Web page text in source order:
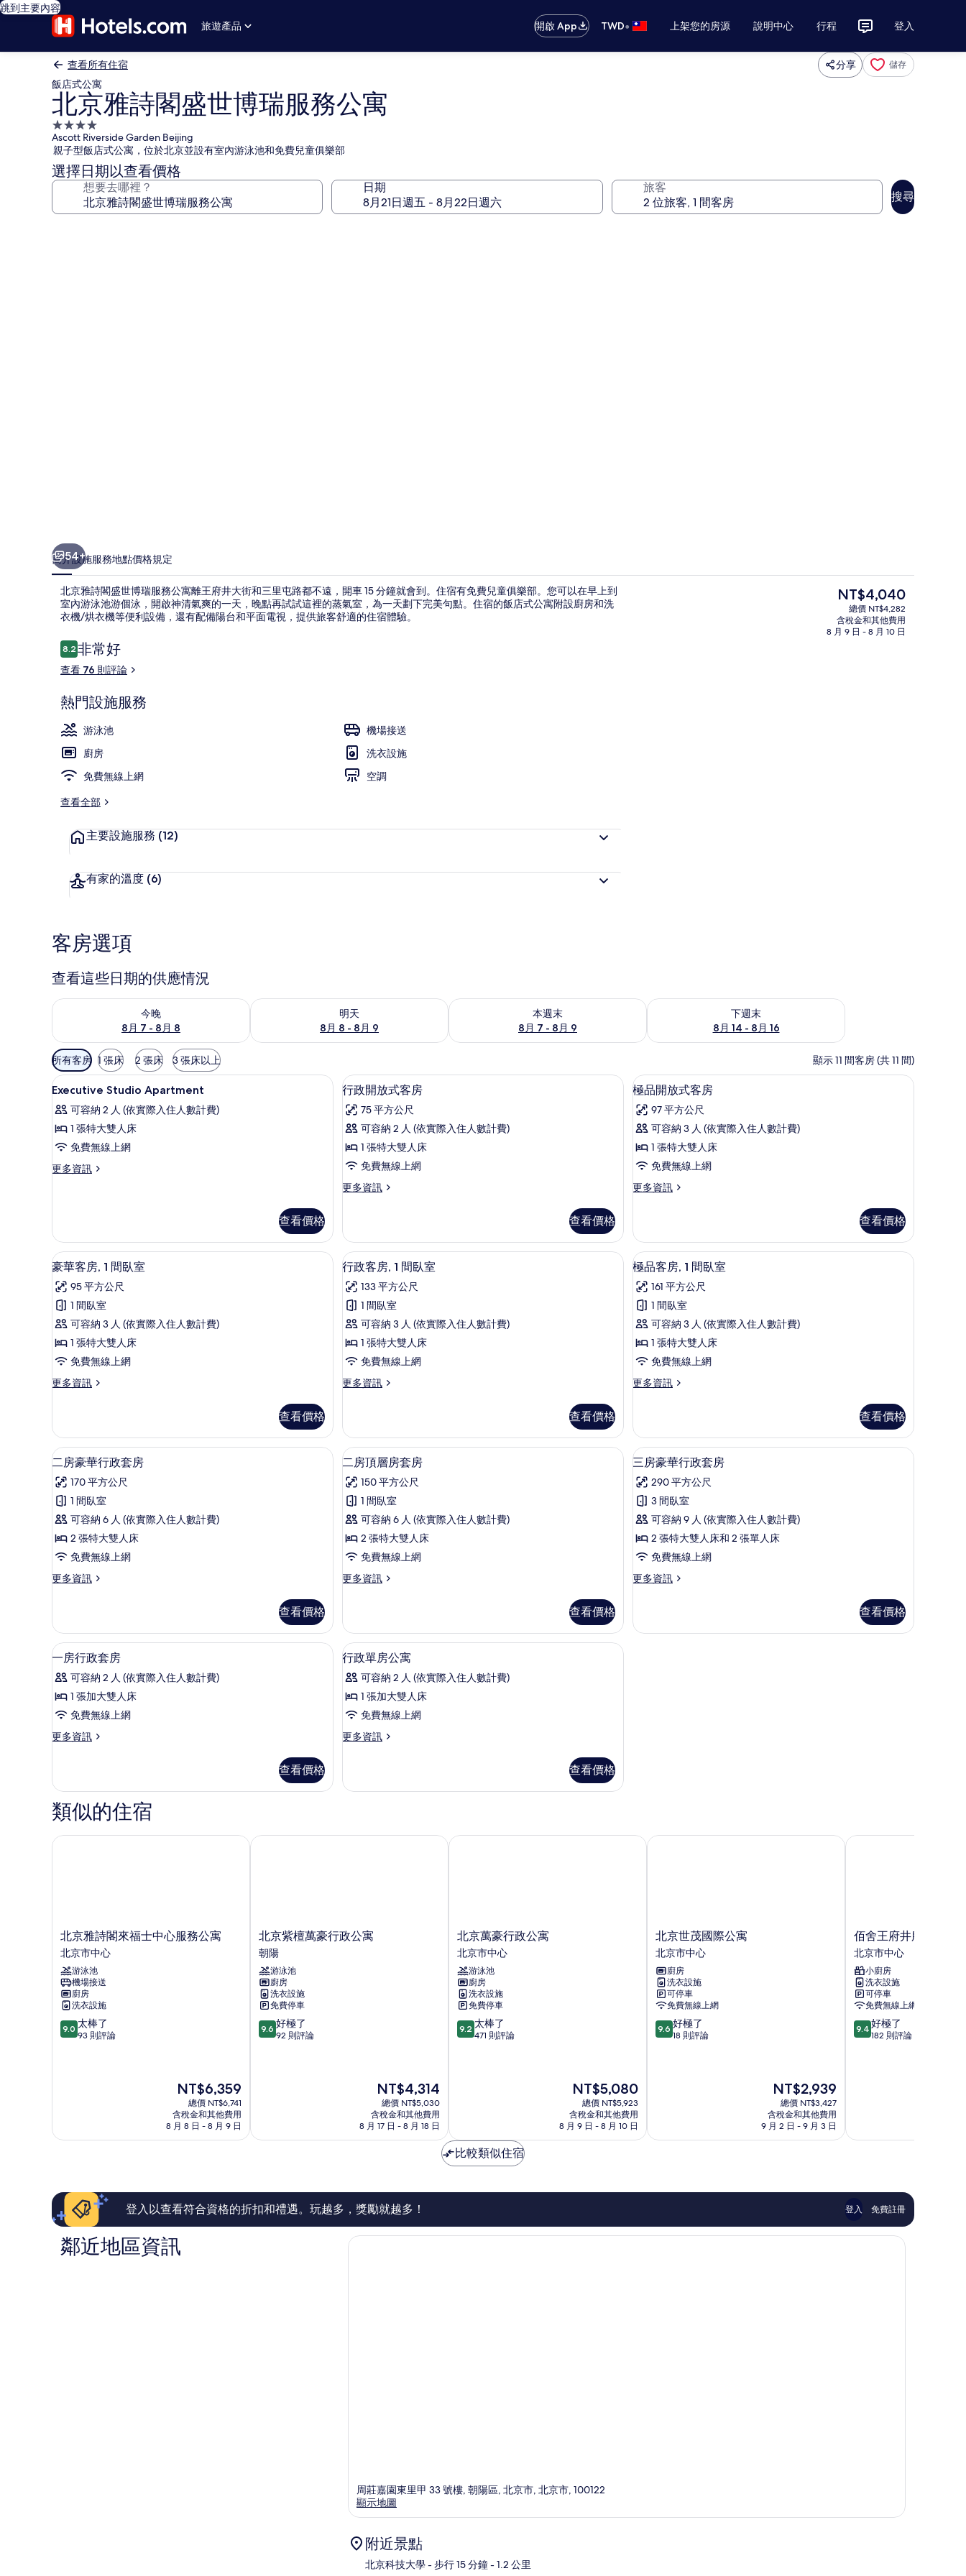
跳到主要內容
旅遊產品
開啟 App TWD• 上架您的房源 說明中心 行程 登入
查看所有住宿 分享 儲存
飯店式公寓
北京雅詩閣盛世博瑞服務公寓
4.0
星
級
住
宿
Ascott Riverside Garden Beijing
親子型飯店式公寓，位於北京並設有室內游泳池和免費兒童俱樂部
選擇日期以查看價格
想要去哪裡？ 日期 旅客
搜尋
相
片
集
54+
簡介設施服務地點價格規定
北京雅詩閣盛世博瑞服務公寓離王府井大街和三里屯路都不遠，開車 15 分鐘就會到。住宿有免費兒童俱樂部。您可以在早上到
室內游泳池游個泳，開啟神清氣爽的一天，晚點再試試這裡的蒸氣室，為一天劃下完美句點。住宿的飯店式公寓附設廚房和洗
衣機/烘衣機等便利設備，還有配備陽台和平面電視，提供旅客舒適的住宿體驗。
評
論
8.28.2 分，滿分 10 分，
非常好
查看 76 則評論
熱門設施服務
游泳池
機場接送
廚房
洗衣設施
免費無線上網
空調
查看全部
主要設施服務 (12)
有家的溫度 (6)
目
的
價
NT$4,040
總價 NT$4,282
含稅金和其他費用
8 月 9 日 - 8 月 10 日
客房選項
查看這些日期的供應情況
今晚
8月 7 - 8月 8
查看今晚 (8月 7 - 8月 8) 的供應情況
明天
8月 8 - 8月 9
查看明天 (8月 8 - 8月 9) 的供應情況
本週末
8月 7 - 8月 9
查看本週末 (8月 7 - 8月 9) 的供應情況
下週末
8月 14 - 8月 16
查看下週末 (8月 14 - 8月 16) 的供應情況
可
用
的
客
房
篩
選
條
所有客房 1 張床 2 張床 3 張床以上 顯示 11 間客房 (共 11 間)
顯
示
Executive
Studio
Apartment
的
片
客房內保險箱、書桌、筆電工作空間、熨斗/熨衣板
7
Executive Studio Apartment
可容納 2 人 (依實際入住人數計費)
1 張特大雙人床
免費無線上網
更多資訊
更
的
詳
情
查看價格
顯
示
行
政
開
式
房
的
所
有
相
片
行政開放式客房 | 客房內保險箱、書桌、筆電工作空間、熨斗/熨衣板
8
行政開放式客房
75 平方公尺
可容納 2 人 (依實際入住人數計費)
1 張特大雙人床
免費無線上網
更多資訊
更
開
放
式
客
房
的
詳
情
查看價格
顯
示
極
品
開
式
房
的
所
有
相
片
極品開放式客房 | 客房內保險箱、書桌、筆電
11
極品開放式客房
97 平方公尺
可容納 3 人 (依實際入住人數計費)
1 張特大雙人床
免費無線上網
更多資訊
更
開
放
式
房
的
詳
情
查看價格
顯
示
豪
華
客
房,
間
室
的
所
有
相
片
10
豪華客房, 1 間臥室
95 平方公尺
1 間臥室
可容納 3 人 (依實際入住人數計費)
1 張特大雙人床
免費無線上網
更多資訊
更
客
房,
1
臥
室
的
詳
情
查看價格
顯
示
行
政
客
房,
間
室
的
所
有
相
片
客房內保險箱、書桌、筆電工作空間、熨斗/熨衣板
10
行政客房, 1 間臥室
133 平方公尺
1 間臥室
可容納 3 人 (依實際入住人數計費)
1 張特大雙人床
免費無線上網
更多資訊
更
客
房,
1
臥
室
的
詳
情
查看價格
顯
示
極
品
客
房,
間
室
的
所
有
相
片
客房內保險箱、書桌、筆電工作空間、熨斗/
9
極品客房, 1 間臥室
161 平方公尺
1 間臥室
可容納 3 人 (依實際入住人數計費)
1 張特大雙人床
免費無線上網
更多資訊
更
客
房,
1
臥
室
的
詳
情
查看價格
顯
示
二
房
豪
華
政
房
的
所
有
相
片
二房豪華行政套房 | 客房內保險箱、書桌、筆電工作空間、熨斗/熨衣板
10
二房豪華行政套房
170 平方公尺
1 間臥室
可容納 6 人 (依實際入住人數計費)
2 張特大雙人床
免費無線上網
更多資訊
更
豪
華
行
套
房
詳
情
查看價格
顯
示
二
房
頂
層
套
的
所
有
相
片
二房頂層房套房 | 客房內保險箱、書桌、筆電工作空間、熨斗/熨衣板
5
二房頂層房套房
150 平方公尺
1 間臥室
可容納 6 人 (依實際入住人數計費)
2 張特大雙人床
免費無線上網
更多資訊
更
頂
層
房
套
房
的
情
查看價格
顯
示
三
房
豪
華
政
房
三房豪華行政套房 | 私人廚房 | 咖啡機/沖茶器
6
三房豪華行政套房
290 平方公尺
3 間臥室
可容納 9 人 (依實際入住人數計費)
2 張特大雙人床和 2 張單人床
免費無線上網
更多資訊
更
豪
查看價格
顯
示
一
房
政
房
的
所
有
客房內保險箱、書桌、筆電工作空間、熨斗/熨衣板
6
一房行政套房
可容納 2 人 (依實際入住人數計費)
1 張加大雙人床
免費無線上網
更多資訊
更
行
政
套
房
的
查看價格
顯
示
行
政
房
寓
有
客房內保險箱、書桌、筆電工作空間、熨斗/熨衣板
7
行政單房公寓
可容納 2 人 (依實際入住人數計費)
1 張加大雙人床
免費無線上網
更多資訊
更
單
的
查看價格
類似的住宿
北
京
雅
詩
閣
來
福
士
中
市
北京雅詩閣來福士中心服務公寓
北京市中心
游泳池
機場接送
廚房
洗衣設施
9.0
分，
93
9.0 太棒了
93 則評論
現
價
格
為
NT$6,359
總價 NT$6,741
含稅金和其他費用
8 月 8 日 - 8 月 9 日
北京雅詩閣來福士中心服務公寓
北
京
紫
檀
萬
豪
行
政
公
北京紫檀萬豪行政公寓
朝陽
游泳池
廚房
洗衣設施
免費停車
9.6
分，
92
9.6 好極了
92 則評論
現
在
價
格
為
NT$4,314
總價 NT$5,030
含稅金和其他費用
8 月 17 日 - 8 月 18 日
北京紫檀萬豪行政公寓
北
京
萬
豪
行
政
公
寓
北
北京萬豪行政公寓
北京市中心
游泳池
廚房
洗衣設施
免費停車
9.2
分，
471
則
評
9.2 太棒了
471 則評論
現
價
格
為
NT$5,080
總價 NT$5,923
含稅金和其他費用
8 月 9 日 - 8 月 10 日
北京萬豪行政公寓
北
京
世
茂
國
際
公
寓
北
北京世茂國際公寓
北京市中心
廚房
洗衣設施
可停車
免費無線上網
9.6
分，
18
9.6 好極了
18 則評論
現
在
價
格
為
NT$2,939
總價 NT$3,427
含稅金和其他費用
9 月 2 日 - 9 月 3 日
北京世茂國際公寓
佰
舍
王
府
井
服
務
式
出
心
佰舍王府井服務式出
北京市中心
小廚房
洗衣設施
可停車
免費無線上網
9.4
分，
182
9.4 好極了
182 則評論
佰舍王府井服務式出租
比較類似住宿
登入以查看符合資格的折扣和禮遇。玩越多，獎勵就越多！ 登入 免費註冊
鄰近地區資訊
周莊嘉園東里甲 33 號樓, 朝陽區, 北京市, 北京市, 100122
顯示地圖
附近景點
北京科技大學- 步行 15 分鐘- 1.2 公里